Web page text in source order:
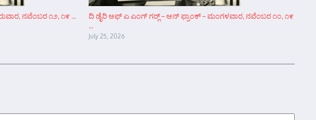
ನವೆಂಬರ ೧೨, ೧೯ ...
ದಿ ಡೈರಿ ಆಫ್ ಎ ಎಂಗ್ ಗರ್‍ಲ್ – ಆನ್‌ ಫ್ರಾಂಕ್ – ಮಂಗಳವಾರ, ನವೆಂಬರ ೧೦, ೧೯
...
July 25, 2026